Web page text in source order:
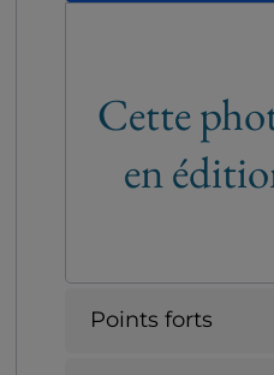
Cette
en
Points forts